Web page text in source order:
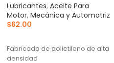
Lubricantes, Aceite Para
Motor, Mecánica y Automotriz
$62.00
Fabricado de polietileno de alta
densidad